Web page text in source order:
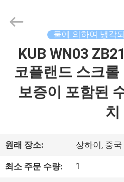
VR
쇼
Shanghai KUB
Reserved.
물에 의하여 냉각
KUB WN03
코플랜드 스크롤
보증이 포함된
치
원래 장소: 상하이, 중국
최소 주문 수량: 1